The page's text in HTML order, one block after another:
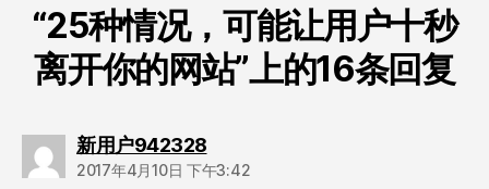
“25种情况，可能让用户十秒
离开你的网站”上的16条回复
新用户942328说：
2017年4月10日 下午3:42